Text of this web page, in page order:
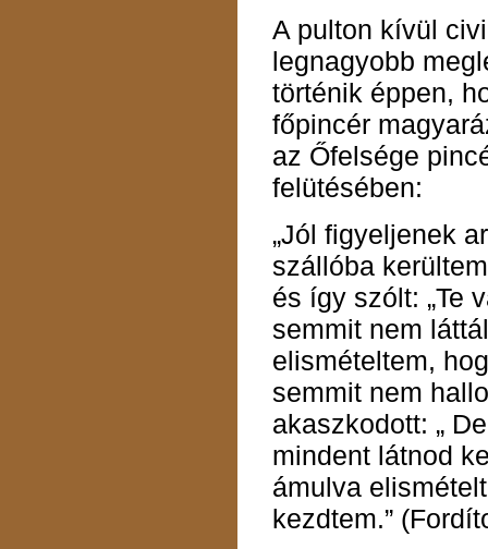
A pulton kívül
legnagyobb
történik éppen,
főpincér
az Őfelsége
felütésében:
„Jól figyeljenek
szállóba
és így szólt: „Te
semmit nem
elismételtem,
semmit nem
akaszkodott: „
mindent látnod
ámulva
kezdtem.”